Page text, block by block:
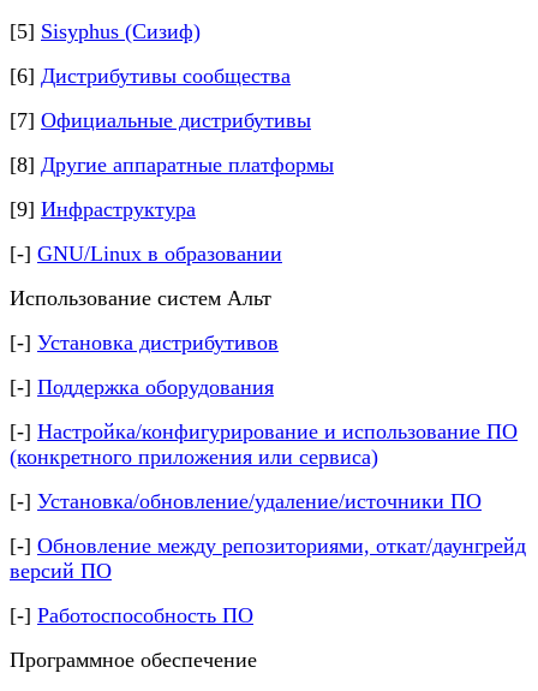
[5] Sisyphus (Сизиф)
[6] Дистрибутивы сообщества
[7] Официальные дистрибутивы
[8] Другие аппаратные платформы
[9] Инфраструктура
[-] GNU/Linux в образовании
Использование систем Альт
[-] Установка дистрибутивов
[-] Поддержка оборудования
[-] Настройка/конфигурирование и использование ПО
(конкретного приложения или сервиса)
[-] Установка/обновление/удаление/источники ПО
[-] Обновление между репозиториями, откат/даунгрейд
версий ПО
[-] Работоспособность ПО
Программное обеспечение